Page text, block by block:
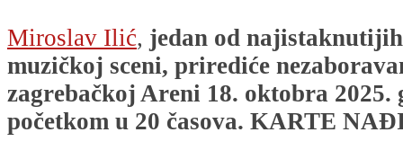
Miroslav Ilić, jedan od
muzičkoj sceni, prirediće
zagrebačkoj Areni 18. oktobra 2025.
početkom u 20 časova. KARTE